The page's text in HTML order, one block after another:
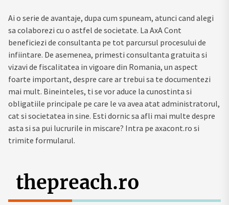
Ai o serie de avantaje, dupa cum spuneam, atunci cand alegi
sa colaborezi cu o astfel de societate. La AxA Cont
beneficiezi de consultanta pe tot parcursul procesului de
infiintare. De asemenea, primesti consultanta gratuita si
vizavi de fiscalitatea in vigoare din Romania, un aspect
foarte important, despre care ar trebui sa te documentezi
mai mult. Bineinteles, ti se vor aduce la cunostinta si
obligatiile principale pe care le va avea atat administratorul,
cat si societatea in sine. Esti dornic sa afli mai multe despre
asta si sa pui lucrurile in miscare? Intra pe axacont.ro si
trimite formularul.
thepreach.ro